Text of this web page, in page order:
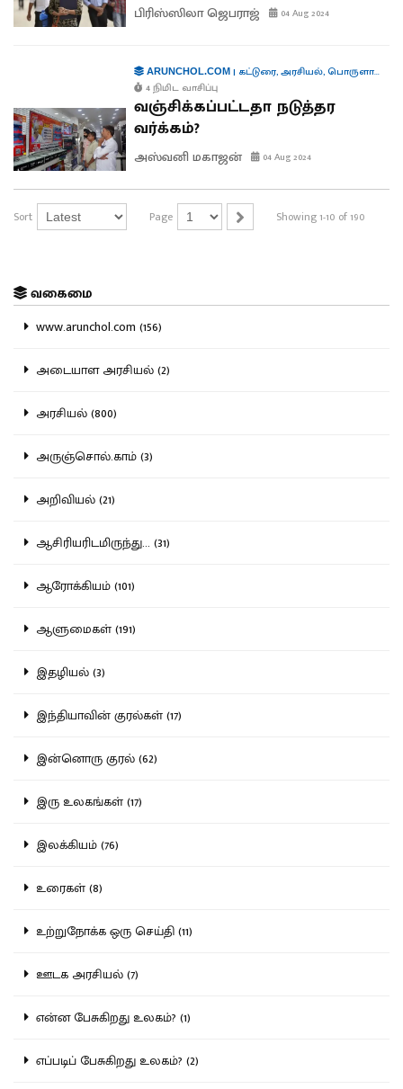
பிரிஸ்ஸிலா ஜெபராஜ் 04 Aug 2024
ARUNCHOL.COM| கட்டுரை,அரசியல்,பொருளாதாரம்
4 நிமிட வாசிப்பு
வஞ்சிக்கப்பட்டதா நடுத்தர
வர்க்கம்?
அஸ்வனி மகாஜன் 04 Aug 2024
Sort Page Showing 1-10 of 190
வகைமை
www.arunchol.com (156)
அடையாள அரசியல் (2)
அரசியல் (800)
அருஞ்சொல்.காம் (3)
அறிவியல் (21)
ஆசிரியரிடமிருந்து... (31)
ஆரோக்கியம் (101)
ஆளுமைகள் (191)
இதழியல் (3)
இந்தியாவின் குரல்கள் (17)
இன்னொரு குரல் (62)
இரு உலகங்கள் (17)
இலக்கியம் (76)
உரைகள் (8)
உற்றுநோக்க ஒரு செய்தி (11)
ஊடக அரசியல் (7)
என்ன பேசுகிறது உலகம்? (1)
எப்படிப் பேசுகிறது உலகம்? (2)